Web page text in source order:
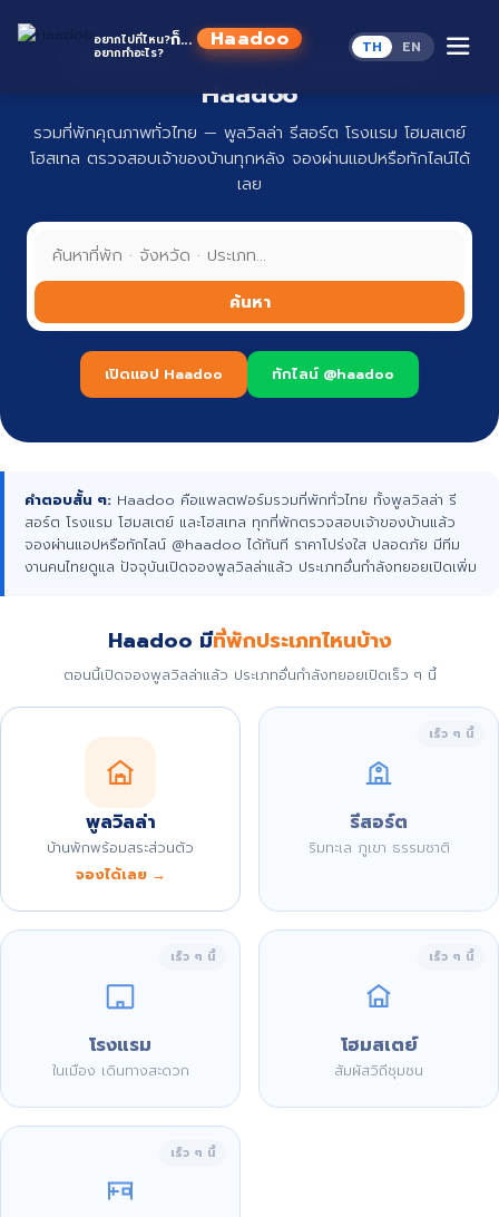
อยากไปที่ไหน?
อยากทำอะไร?
ก็... Haadoo
อ่านว่า หาดู
TH EN
ที่พักทั่วไทย จองง่าย ปลอดภัย กับ
Haadoo
รวมที่พักคุณภาพทั่วไทย — พูลวิลล่า รีสอร์ต โรงแรม โฮมสเตย์
โฮสเทล ตรวจสอบเจ้าของบ้านทุกหลัง จองผ่านแอปหรือทักไลน์ได้
เลย
ค้นหา
เปิดแอป Haadoo ทักไลน์ @haadoo
คำตอบสั้น ๆ: Haadoo คือแพลตฟอร์มรวมที่พักทั่วไทย ทั้งพูลวิลล่า รี
สอร์ต โรงแรม โฮมสเตย์ และโฮสเทล ทุกที่พักตรวจสอบเจ้าของบ้านแล้ว
จองผ่านแอปหรือทักไลน์ @haadoo ได้ทันที ราคาโปร่งใส ปลอดภัย มีทีม
งานคนไทยดูแล ปัจจุบันเปิดจองพูลวิลล่าแล้ว ประเภทอื่นกำลังทยอยเปิดเพิ่ม
Haadoo มีที่พักประเภทไหนบ้าง
ตอนนี้เปิดจองพูลวิลล่าแล้ว ประเภทอื่นกำลังทยอยเปิดเร็ว ๆ นี้
พูลวิลล่า
บ้านพักพร้อมสระส่วนตัว
จองได้เลย →
เร็ว ๆ นี้
รีสอร์ต
ริมทะเล ภูเขา ธรรมชาติ
เร็ว ๆ นี้
โรงแรม
ในเมือง เดินทางสะดวก
เร็ว ๆ นี้
โฮมสเตย์
สัมผัสวิถีชุมชน
เร็ว ๆ นี้